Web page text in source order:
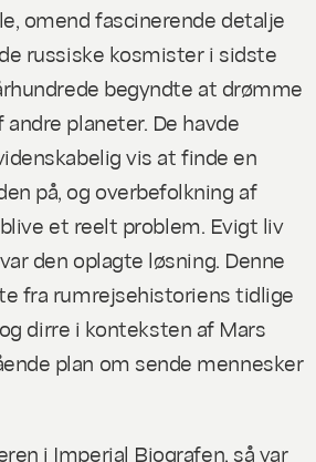
omend fascinerende detalje
russiske kosmister i sidste
begyndte at drømme
planeter. De havde
vis at finde en
på, og overbefolkning af
et reelt problem. Evigt liv
den oplagte løsning. Denne
fra rumrejsehistoriens tidlige
dirre i konteksten af Mars
plan om sende mennesker
i Imperial Biografen, så var